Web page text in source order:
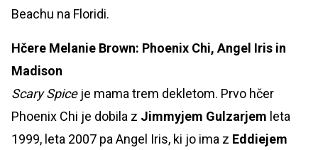
Beachu na Floridi.
Hčere Melanie Brown: Phoenix Chi, Angel Iris in
Madison
Scary Spice je mama trem dekletom. Prvo hčer
Phoenix Chi je dobila z Jimmyjem Gulzarjem leta
1999, leta 2007 pa Angel Iris, ki jo ima z Eddiejem